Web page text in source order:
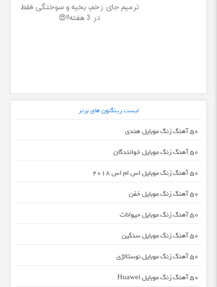
ترمیم جای زخم، بخیه و سوختگی فقط
در 3 هفته!!😍
لیست رینگتون های برتر
50 آهنگ زنگ موبایل هندی
50 آهنگ زنگ موبایل خوانندگان
50 آهنگ زنگ موبایل اس ام اس 2018
50 آهنگ زنگ موبایل خفن
50 آهنگ زنگ موبایل حیوانات
50 آهنگ زنگ موبایل سنگین
50 آهنگ زنگ موبایل نوستالژی
50 آهنگ زنگ موبایل Huawei